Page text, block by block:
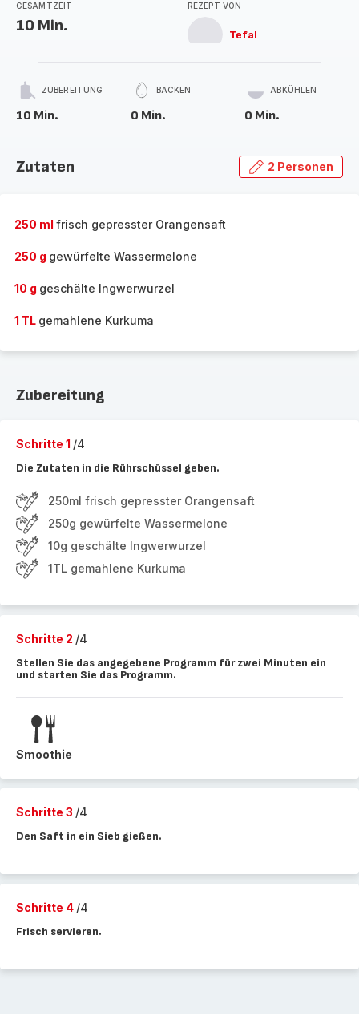
GESAMTZEIT
10 Min.
REZEPT VON
Tefal
ZUBEREITUNG
10 Min.
BACKEN
0 Min.
ABKÜHLEN
0 Min.
Zutaten 2 Personen
250 ml frisch gepresster Orangensaft
250 g gewürfelte Wassermelone
10 g geschälte Ingwerwurzel
1 TL gemahlene Kurkuma
Zubereitung
Schritte 1 /4
Die Zutaten in die Rührschüssel geben.
250ml frisch gepresster Orangensaft
250g gewürfelte Wassermelone
10g geschälte Ingwerwurzel
1TL gemahlene Kurkuma
Schritte 2 /4
Stellen Sie das angegebene Programm für zwei Minuten ein
und starten Sie das Programm.
Smoothie
Schritte 3 /4
Den Saft in ein Sieb gießen.
Schritte 4 /4
Frisch servieren.